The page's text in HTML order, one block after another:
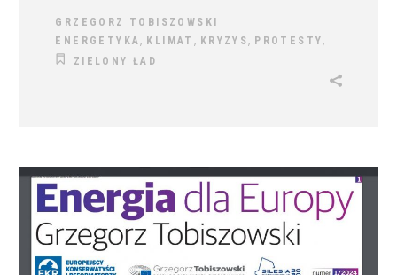
GRZEGORZ TOBISZOWSKI
ENERGETYKA, KLIMAT , KRYZYS, PROTESTY,
ZIELONY ŁAD